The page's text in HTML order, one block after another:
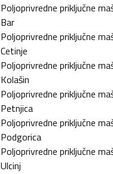
Poljoprivredne priključne
Bar
Poljoprivredne priključne
Cetinje
Poljoprivredne priključne
Kolašin
Poljoprivredne priključne
Petnjica
Poljoprivredne priključne
Podgorica
Poljoprivredne priključne
Ulcinj